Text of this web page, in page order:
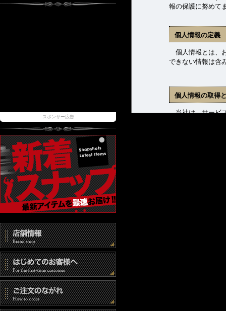
スポンサー広告
報の保護に努めて
個人情報の定義
個人情報とは、
できない情報は含
個人情報の取得
当社は、サービス